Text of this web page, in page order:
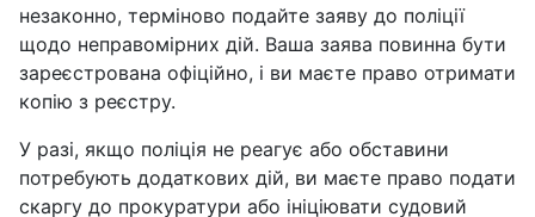
незаконно, терміново подайте заяву до поліції
щодо неправомірних дій. Ваша заява повинна бути
зареєстрована офіційно, і ви маєте право отримати
копію з реєстру.
У разі, якщо поліція не реагує або обставини
потребують додаткових дій, ви маєте право подати
скаргу до прокуратури або ініціювати судовий